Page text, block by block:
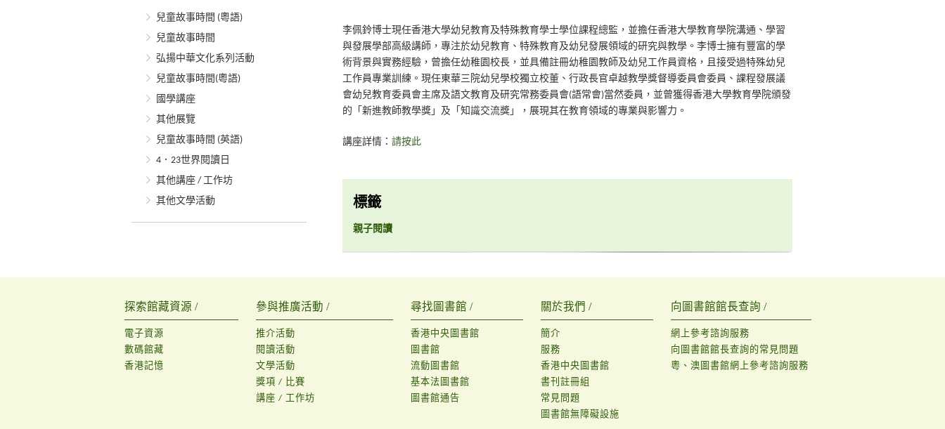
兒童故事時間 (粵語)
兒童故事時間
弘揚中華文化系列活動
兒童故事時間(粵語)
國學講座
其他展覽
兒童故事時間 (英語)
4．23世界閱讀日
其他講座 / 工作坊
其他文學活動
李佩鈴博士現任香港大學幼兒教育及特殊教育學士學位課程總監，並擔任香港大學教育學院溝通、學習
與發展學部高級講師，專注於幼兒教育、特殊教育及幼兒發展領域的研究與教學。李博士擁有豐富的學
術背景與實務經驗，曾擔任幼稚園校長，並具備註冊幼稚園教師及幼兒工作員資格，且接受過特殊幼兒
工作員專業訓練。現任東華三院幼兒學校獨立校董、行政長官卓越教學獎督導委員會委員、課程發展議
會幼兒教育委員會主席及語文教育及研究常務委員會(語常會)當然委員，並曾獲得香港大學教育學院頒發
的「新進教師教學獎」及「知識交流獎」，展現其在教育領域的專業與影響力。
講座詳情： 請按此
標籤
親子閱讀
探索館藏資源 /
電子資源
數碼館藏
香港記憶
參與推廣活動 /
推介活動
閱讀活動
文學活動
獎項 / 比賽
講座 / 工作坊
尋找圖書館 /
香港中央圖書館
圖書館
流動圖書館
基本法圖書館
圖書館通告
關於我們 /
簡介
服務
香港中央圖書館
書刊註冊組
常見問題
圖書館無障礙設施
向圖書館館長查詢 /
網上參考諮詢服務
向圖書館館長查詢的常見問題
粵、澳圖書館網上參考諮詢服務